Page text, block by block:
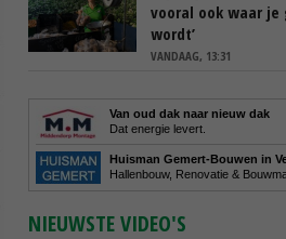
vooral ook waar je
wordt’
VANDAAG, 13:31
Van oud dak naar nieuw dak
Dat energie levert.
Huisman Gemert-Bouwen in
Hallenbouw, Renovatie &
NIEUWSTE VIDEO'S